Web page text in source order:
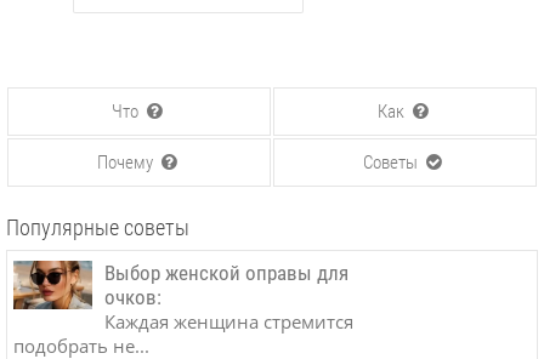
Что Как
Почему Советы
Популярные советы
Выбор женской оправы для
очков:
Каждая женщина стремится
подобрать не...